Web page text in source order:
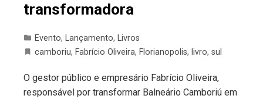
transformadora
Evento, Lançamento, Livros
camboriu, Fabrício Oliveira, Florianopolis, livro, sul
O gestor público e empresário Fabrício Oliveira,
responsável por transformar Balneário Camboriú em